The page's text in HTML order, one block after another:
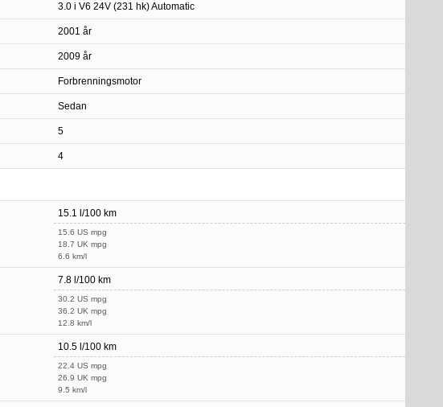
3.0 i V6 24V (231 hk) Automatic
2001 år
2009 år
Forbrenningsmotor
Sedan
5
4
15.1 l/100 km
15.6 US mpg
18.7 UK mpg
6.6 km/l
7.8 l/100 km
30.2 US mpg
36.2 UK mpg
12.8 km/l
10.5 l/100 km
22.4 US mpg
26.9 UK mpg
9.5 km/l